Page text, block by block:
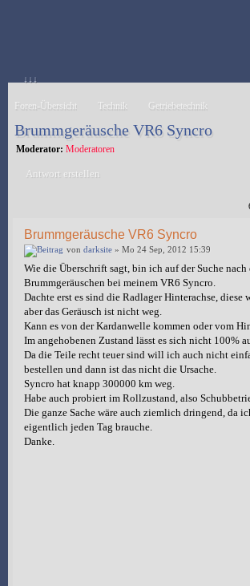
↓↓↓
Foren-Übersicht Technik Getriebetechnik
Brummgeräusche VR6 Syncro
Moderator: Moderatoren
Antwort erstellen
Brummgeräusche VR6 Syncro
von darksite » Mo 24 Sep, 2012 15:39
Wie die Überschrift sagt, bin ich auf der Suche nach
Brummgeräuschen bei meinem VR6 Syncro.
Dachte erst es sind die Radlager Hinterachse, diese
aber das Geräusch ist nicht weg.
Kann es von der Kardanwelle kommen oder vom
Im angehobenen Zustand lässt es sich nicht 100%
Da die Teile recht teuer sind will ich auch nicht
bestellen und dann ist das nicht die Ursache.
Syncro hat knapp 300000 km weg.
Habe auch probiert im Rollzustand, also
Die ganze Sache wäre auch ziemlich dringend, da
eigentlich jeden Tag brauche.
Danke.